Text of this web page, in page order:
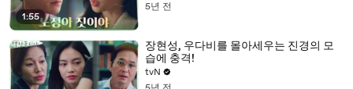
1:55
5년 전
장현성, 우다비를 몰아세우는 진경의 모
습에 충격!
tvN